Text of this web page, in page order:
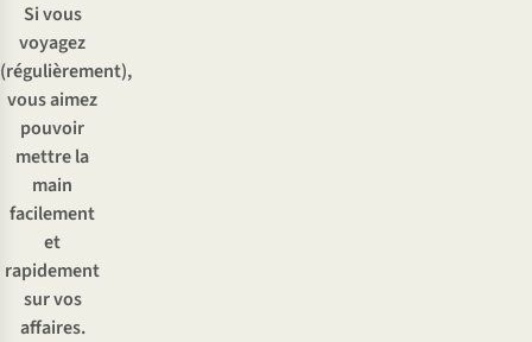
Si vous
voyagez
(régulièrement),
vous aimez
pouvoir
mettre la
main
facilement
et
rapidement
sur vos
affaires.